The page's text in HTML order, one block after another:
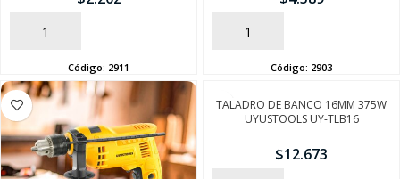
AÑADIR
Código: 2911
AÑADIR
Código: 2903
TALADRO DE BANCO 16MM 375W
UYUSTOOLS UY-TLB16
$12.673
SEGUÍ COMPRANDO
FINALIZÁ TU COMPRA